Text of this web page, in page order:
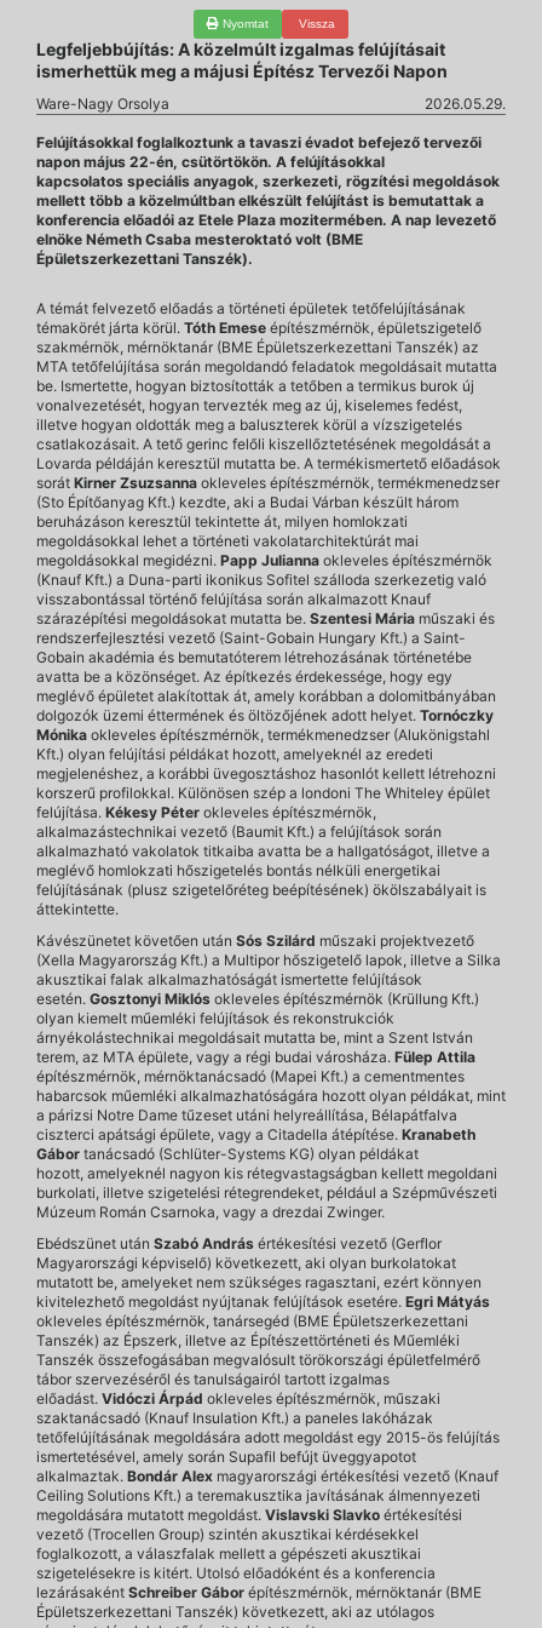
Nyomtat Vissza
Legfeljebbújítás: A közelmúlt izgalmas felújításait
ismerhettük meg a májusi Építész Tervezői Napon
Ware-Nagy Orsolya 2026.05.29.
Felújításokkal foglalkoztunk a tavaszi évadot befejező tervezői
napon május 22-én, csütörtökön. A felújításokkal
kapcsolatos speciális anyagok, szerkezeti, rögzítési megoldások
mellett több a közelmúltban elkészült felújítást is bemutattak a
konferencia előadói az Etele Plaza mozitermében. A nap levezető
elnöke Németh Csaba mesteroktató volt (BME
Épületszerkezettani Tanszék).
A témát felvezető előadás a történeti épületek tetőfelújításának
témakörét járta körül. Tóth Emese építészmérnök, épületszigetelő
szakmérnök, mérnöktanár (BME Épületszerkezettani Tanszék) az
MTA tetőfelújítása során megoldandó feladatok megoldásait mutatta
be. Ismertette, hogyan biztosították a tetőben a termikus burok új
vonalvezetését, hogyan tervezték meg az új, kiselemes fedést,
illetve hogyan oldották meg a baluszterek körül a vízszigetelés
csatlakozásait. A tető gerinc felőli kiszellőztetésének megoldását a
Lovarda példáján keresztül mutatta be. A termékismertető előadások
sorát Kirner Zsuzsanna okleveles építészmérnök, termékmenedzser
(Sto Építőanyag Kft.) kezdte, aki a Budai Várban készült három
beruházáson keresztül tekintette át, milyen homlokzati
megoldásokkal lehet a történeti vakolatarchitektúrát mai
megoldásokkal megidézni. Papp Julianna okleveles építészmérnök
(Knauf Kft.) a Duna-parti ikonikus Sofitel szálloda szerkezetig való
visszabontással történő felújítása során alkalmazott Knauf
szárazépítési megoldásokat mutatta be. Szentesi Mária műszaki és
rendszerfejlesztési vezető (Saint-Gobain Hungary Kft.) a Saint-
Gobain akadémia és bemutatóterem létrehozásának történetébe
avatta be a közönséget. Az építkezés érdekessége, hogy egy
meglévő épületet alakítottak át, amely korábban a dolomitbányában
dolgozók üzemi éttermének és öltözőjének adott helyet. Tornóczky
Mónika okleveles építészmérnök, termékmenedzser (Alukönigstahl
Kft.) olyan felújítási példákat hozott, amelyeknél az eredeti
megjelenéshez, a korábbi üvegosztáshoz hasonlót kellett létrehozni
korszerű profilokkal. Különösen szép a londoni The Whiteley épület
felújítása. Kékesy Péter okleveles építészmérnök,
alkalmazástechnikai vezető (Baumit Kft.) a felújítások során
alkalmazható vakolatok titkaiba avatta be a hallgatóságot, illetve a
meglévő homlokzati hőszigetelés bontás nélküli energetikai
felújításának (plusz szigetelőréteg beépítésének) ökölszabályait is
áttekintette.
Kávészünetet követően után Sós Szilárd műszaki projektvezető
(Xella Magyarország Kft.) a Multipor hőszigetelő lapok, illetve a Silka
akusztikai falak alkalmazhatóságát ismertette felújítások
esetén. Gosztonyi Miklós okleveles építészmérnök (Krüllung Kft.)
olyan kiemelt műemléki felújítások és rekonstrukciók
árnyékolástechnikai megoldásait mutatta be, mint a Szent István
terem, az MTA épülete, vagy a régi budai városháza. Fülep Attila
építészmérnök, mérnöktanácsadó (Mapei Kft.) a cementmentes
habarcsok műemléki alkalmazhatóságára hozott olyan példákat, mint
a párizsi Notre Dame tűzeset utáni helyreállítása, Bélapátfalva
ciszterci apátsági épülete, vagy a Citadella átépítése. Kranabeth
Gábor tanácsadó (Schlüter-Systems KG) olyan példákat
hozott, amelyeknél nagyon kis rétegvastagságban kellett megoldani
burkolati, illetve szigetelési rétegrendeket, például a Szépművészeti
Múzeum Román Csarnoka, vagy a drezdai Zwinger.
Ebédszünet után Szabó András értékesítési vezető (Gerflor
Magyarországi képviselő) következett, aki olyan burkolatokat
mutatott be, amelyeket nem szükséges ragasztani, ezért könnyen
kivitelezhető megoldást nyújtanak felújítások esetére. Egri Mátyás
okleveles építészmérnök, tanársegéd (BME Épületszerkezettani
Tanszék) az Épszerk, illetve az Építészettörténeti és Műemléki
Tanszék összefogásában megvalósult törökországi épületfelmérő
tábor szervezéséről és tanulságairól tartott izgalmas
előadást. Vidóczi Árpád okleveles építészmérnök, műszaki
szaktanácsadó (Knauf Insulation Kft.) a paneles lakóházak
tetőfelújításának megoldására adott megoldást egy 2015-ös felújítás
ismertetésével, amely során Supafil befújt üveggyapotot
alkalmaztak. Bondár Alex magyarországi értékesítési vezető (Knauf
Ceiling Solutions Kft.) a teremakusztika javításának álmennyezeti
megoldására mutatott megoldást. Vislavski Slavko értékesítési
vezető (Trocellen Group) szintén akusztikai kérdésekkel
foglalkozott, a válaszfalak mellett a gépészeti akusztikai
szigetelésekre is kitért. Utolsó előadóként és a konferencia
lezárásaként Schreiber Gábor építészmérnök, mérnöktanár (BME
Épületszerkezettani Tanszék) következett, aki az utólagos